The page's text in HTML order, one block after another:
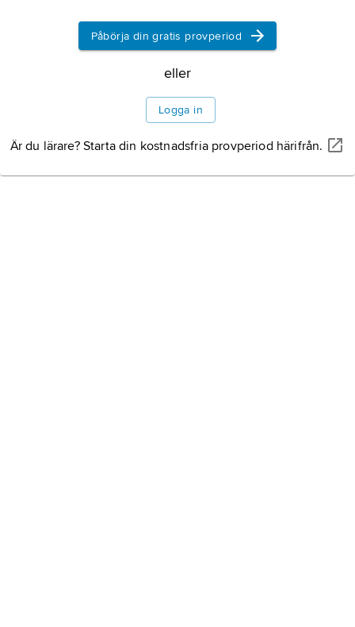
Påbörja din gratis provperiod
eller
Logga in
Är du lärare? Starta din kostnadsfria provperiod härifrån.